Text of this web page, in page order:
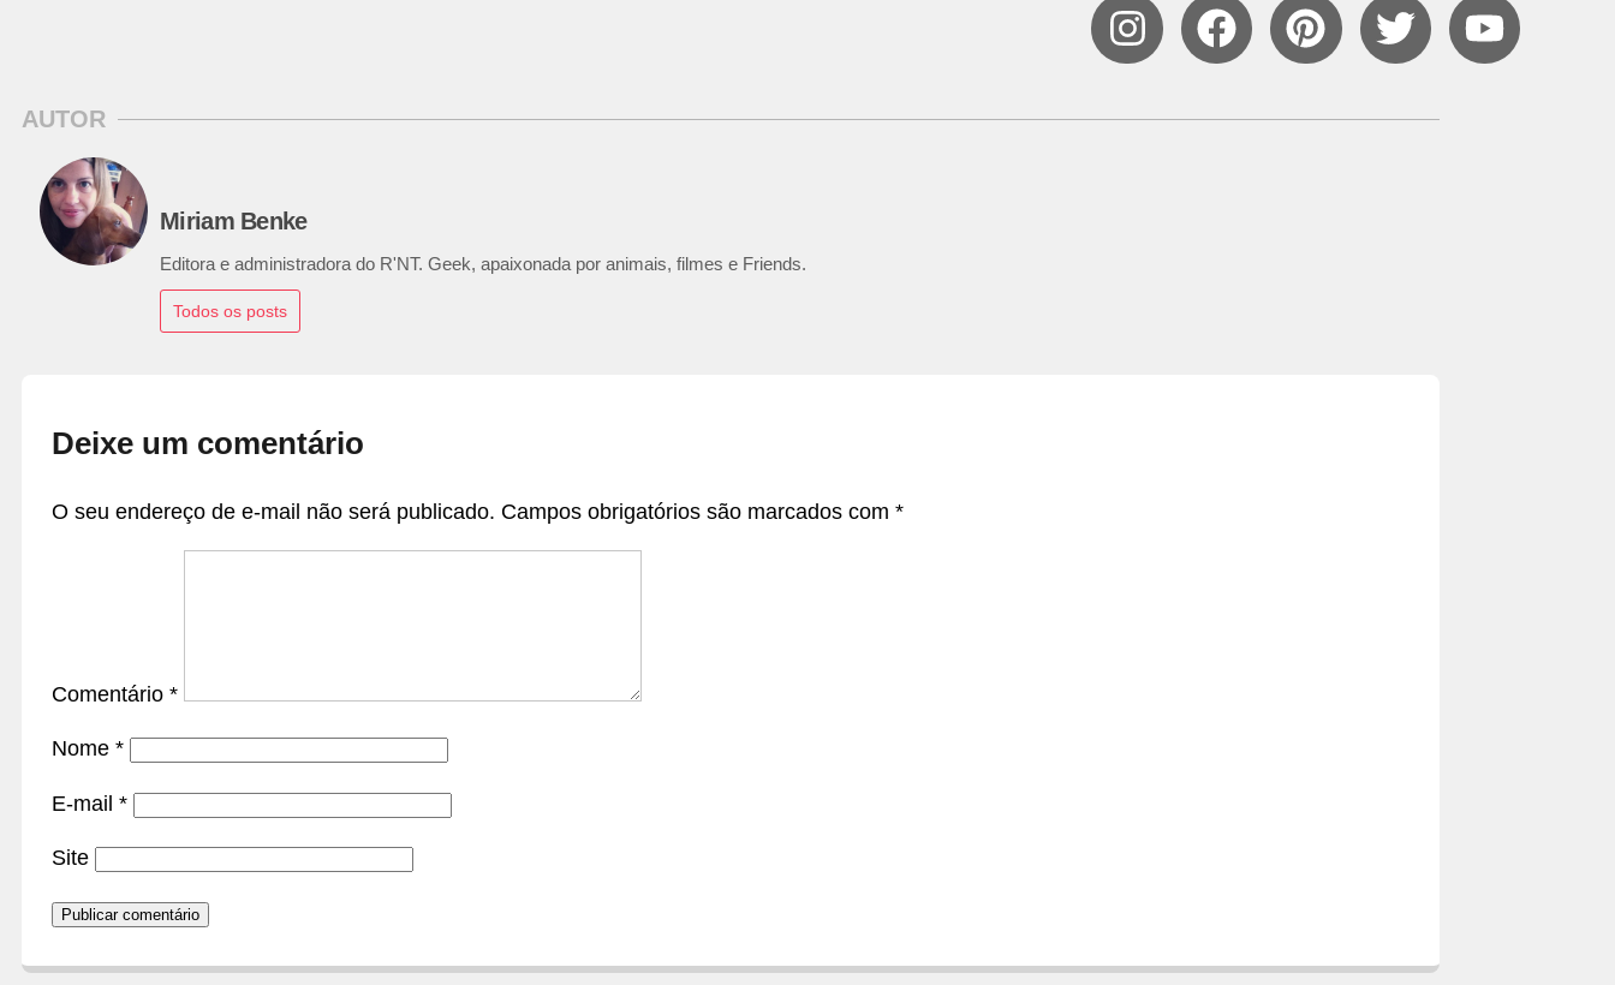
AUTOR
Miriam Benke
Editora e administradora do R'NT. Geek, apaixonada por animais, filmes e Friends.
Todos os posts
Deixe um comentário
O seu endereço de e-mail não será publicado. Campos obrigatórios são marcados com *
Comentário *
Nome *
E-mail *
Site